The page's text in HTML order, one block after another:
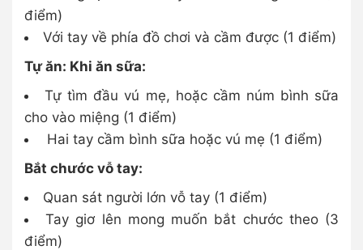
điểm)
Với tay về phía đồ chơi và cầm được (1 điểm)
Tự ăn: Khi ăn sữa:
Tự tìm đầu vú mẹ, hoặc cầm núm bình sữa
cho vào miệng (1 điểm)
Hai tay cầm bình sữa hoặc vú mẹ (1 điểm)
Bắt chước vỗ tay:
Quan sát người lớn vỗ tay (1 điểm)
Tay giơ lên mong muốn bắt chước theo (3
điểm)